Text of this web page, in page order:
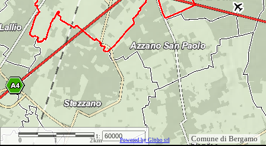
Comune di Bergamo
0 1 2km
1:
Powered by Globo srl